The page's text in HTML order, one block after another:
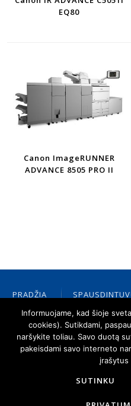
EQ80
Canon ImageRUNNER
ADVANCE 8505 PRO II
PRADŽIA
PALAIKYMAS
NAUJIENOS
Informuojame, kad šioje
cookies). Sutikdami,
naršykite toliau. Savo duotą
pakeisdami savo interneto
įrašytus
SUTINKU